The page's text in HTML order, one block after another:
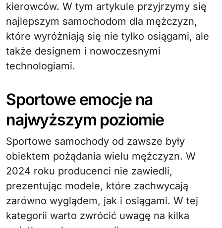
kierowców. W tym artykule przyjrzymy się
najlepszym samochodom dla mężczyzn,
które wyróżniają się nie tylko osiągami, ale
także designem i nowoczesnymi
technologiami.
Sportowe emocje na
najwyższym poziomie
Sportowe samochody od zawsze były
obiektem pożądania wielu mężczyzn. W
2024 roku producenci nie zawiedli,
prezentując modele, które zachwycają
zarówno wyglądem, jak i osiągami. W tej
kategorii warto zwrócić uwagę na kilka